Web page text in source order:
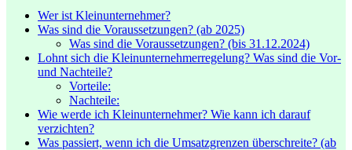
Wer ist Kleinunternehmer?
Was sind die Voraussetzungen? (ab 2025)
Was sind die Voraussetzungen? (bis 31.12.2024)
Lohnt sich die Kleinunternehmerregelung? Was sind die Vor-
und Nachteile?
Vorteile:
Nachteile:
Wie werde ich Kleinunternehmer? Wie kann ich darauf
verzichten?
Was passiert, wenn ich die Umsatzgrenzen überschreite? (ab